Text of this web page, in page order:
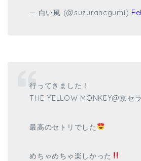
— 白い風 (@suzurancgumi)
行ってきました！
THE YELLOW MONKEY@京セ
最高のセトリでした
めちゃめちゃ楽しかった